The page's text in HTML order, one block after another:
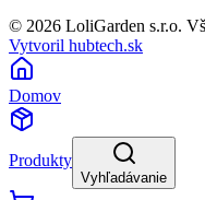
© 2026 LoliGarden s.r.o.
Vytvoril hubtech.sk
Domov
Produkty
Vyhľadávanie